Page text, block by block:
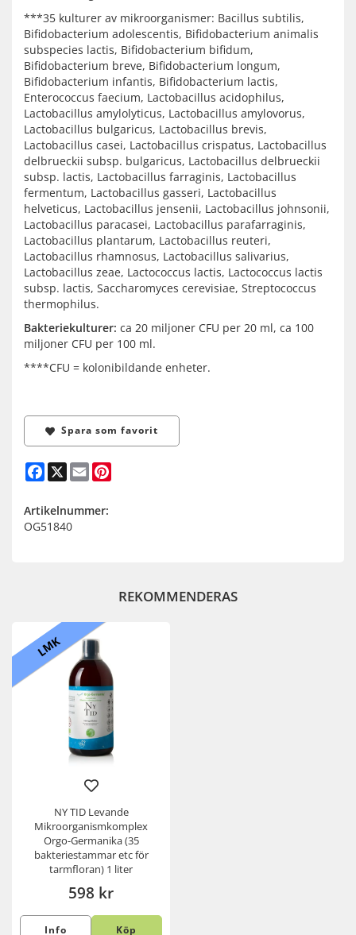
***35 kulturer av mikroorganismer: Bacillus subtilis,
Bifidobacterium adolescentis, Bifidobacterium animalis
subspecies lactis, Bifidobacterium bifidum,
Bifidobacterium breve, Bifidobacterium longum,
Bifidobacterium infantis, Bifidobacterium lactis,
Enterococcus faecium, Lactobacillus acidophilus,
Lactobacillus amylolyticus, Lactobacillus amylovorus,
Lactobacillus bulgaricus, Lactobacillus brevis,
Lactobacillus casei, Lactobacillus crispatus, Lactobacillus
delbrueckii subsp. bulgaricus, Lactobacillus delbrueckii
subsp. lactis, Lactobacillus farraginis, Lactobacillus
fermentum, Lactobacillus gasseri, Lactobacillus
helveticus, Lactobacillus jensenii, Lactobacillus johnsonii,
Lactobacillus paracasei, Lactobacillus parafarraginis,
Lactobacillus plantarum, Lactobacillus reuteri,
Lactobacillus rhamnosus, Lactobacillus salivarius,
Lactobacillus zeae, Lactococcus lactis, Lactococcus lactis
subsp. lactis, Saccharomyces cerevisiae, Streptococcus
thermophilus.
Bakteriekulturer: ca 20 miljoner CFU per 20 ml, ca 100
miljoner CFU per 100 ml.
****CFU = kolonibildande enheter.
Spara som favorit
Facebook
X Email
Artikelnummer:
OG51840
REKOMMENDERAS
LMK
NY TID Levande
Mikroorganismkomplex
Orgo-Germanika (35
bakteriestammar etc för
tarmfloran) 1 liter
598 kr
Info Köp